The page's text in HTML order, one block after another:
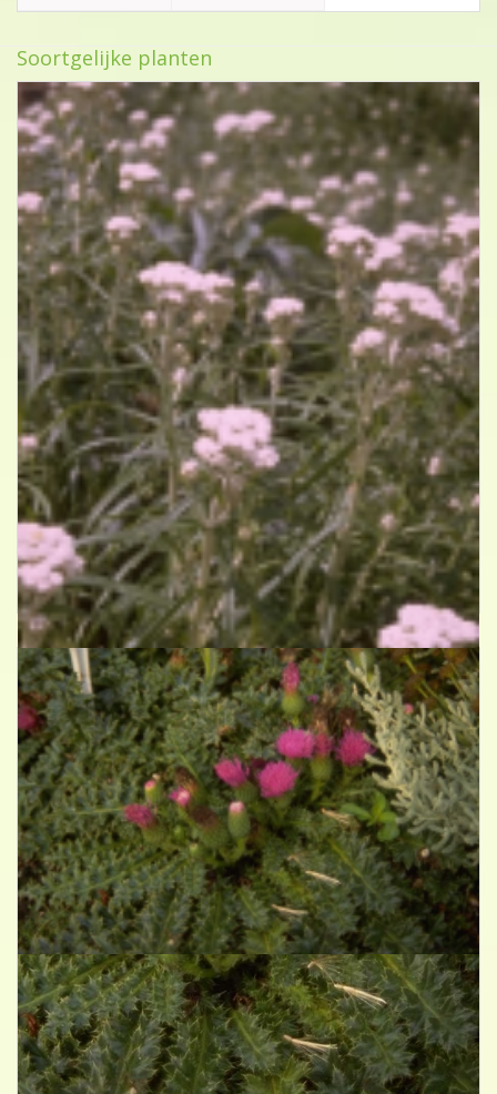
Soortgelijke planten
Witte knoop
Anaphalis margaritacea 'Neuschnee'